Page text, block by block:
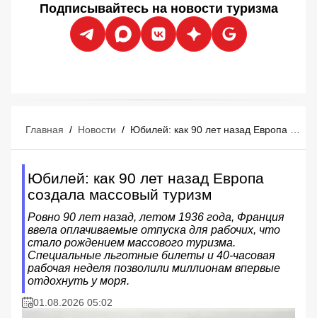
Подписывайтесь на новости туризма
Главная / Новости /
Юбилей: как 90 лет назад Европа
создала массовый туризм
Ровно 90 лет назад, летом 1936 года, Франция
ввела оплачиваемые отпуска для рабочих, что
стало рождением массового туризма.
Специальные льготные билеты и 40-часовая
рабочая неделя позволили миллионам впервые
отдохнуть у моря.
01.08.2026 05:02